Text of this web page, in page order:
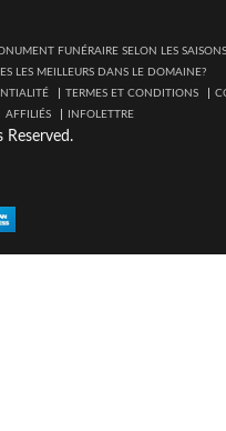
FUNÉRAIRE SELON LES
LES MEILLEURS DANS LE DOMAINE?
TERMES ET CONDITIONS
AFFILIÉS INFOLETTRE